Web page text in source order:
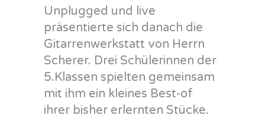
Unplugged und live
präsentierte sich danach die
Gitarrenwerkstatt von Herrn
Scherer. Drei Schülerinnen der
5.Klassen spielten gemeinsam
mit ihm ein kleines Best-of
ihrer bisher erlernten Stücke.